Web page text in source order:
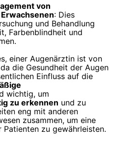
von
: Dies
und Behandlung
Farbenblindheit und
einer Augenärztin ist von
die Gesundheit der Augen
Einfluss auf die
wichtig, um
zu erkennen und zu
eng mit anderen
zusammen, um eine
zu gewährleisten.